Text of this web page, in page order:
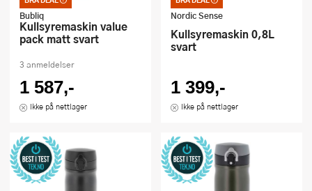
som garanterer et godt
kjøp. Kan ikke kombineres
med kuponger eller andre
tilbud
Bubliq
Kullsyremaskin value
pack matt svart
3 anmeldelser
1 587,-
Ikke på nettlager
som garanterer et godt
kjøp. Kan ikke kombineres
med kuponger eller andre
tilbud
Nordic Sense
Kullsyremaskin 0,8L
svart
1 399,-
Ikke på nettlager